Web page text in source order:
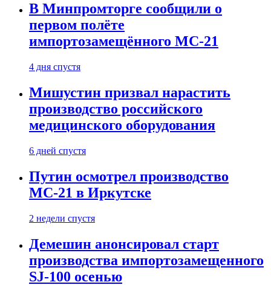
В Минпромторге сообщили о
первом полёте
импортозамещённого МС-21
4 дня спустя
Мишустин призвал нарастить
производство российского
медицинского оборудования
6 дней спустя
Путин осмотрел производство
МС-21 в Иркутске
2 недели спустя
Демешин анонсировал старт
производства импортозамещенного
SJ-100 осенью